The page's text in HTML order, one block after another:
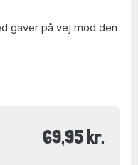
gaver på vej mod den
69,95 kr.